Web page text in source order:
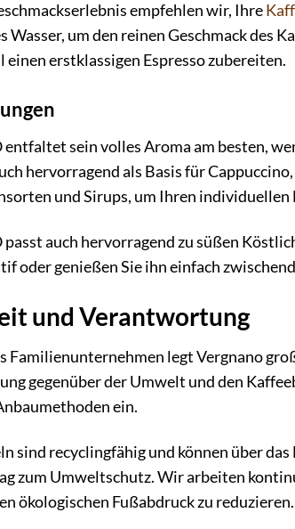
empfehlen wir, Ihre
um den reinen Geschmack des
erstklassigen Espresso zubereiten.
sein volles Aroma am besten,
hervorragend als Basis für
und Sirups, um Ihren individuellen
auch hervorragend zu süßen
oder genießen Sie ihn einfach
und Verantwortung
Familienunternehmen legt Vergnano
gegenüber der Umwelt und den
ein.
sind recyclingfähig und können über
zum Umweltschutz. Wir arbeiten
ökologischen Fußabdruck zu reduzieren.